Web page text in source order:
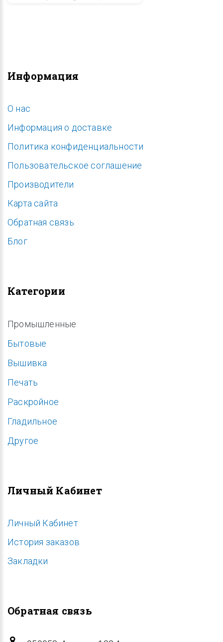
Информация
O нас
Информация о доставке
Политика конфиденциальности
Пользовательское соглашение
Производители
Карта сайта
Обратная связь
Блог
Категории
Промышленные
Бытовые
Вышивка
Печать
Раскройное
Гладильное
Другое
Личный Кабинет
Личный Кабинет
История заказов
Закладки
Обратная связь